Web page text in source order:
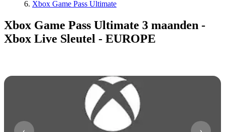
Xbox Game Pass Ultimate
Xbox Game Pass Ultimate 3 maanden -
Xbox Live Sleutel - EUROPE